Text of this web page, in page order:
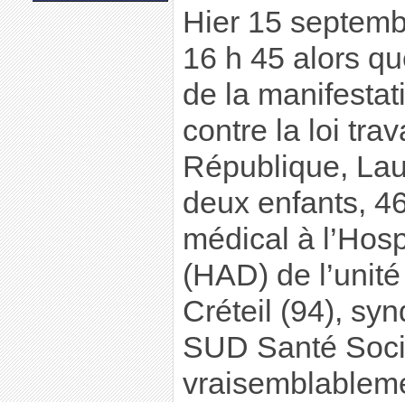
Hier 15
16 h 45 alors
de la
contre la loi
République,
deux enfants,
médical à
(HAD) de
Créteil (94),
SUD Santé